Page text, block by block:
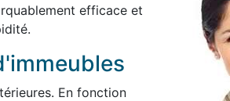
efficace et
En fonction